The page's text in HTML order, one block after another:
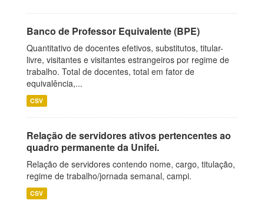
Banco de Professor Equivalente (BPE)
Quantitativo de docentes efetivos, substitutos, titular-
livre, visitantes e visitantes estrangeiros por regime de
trabalho. Total de docentes, total em fator de
equivalência,...
CSV
Relação de servidores ativos pertencentes ao
quadro permanente da Unifei.
Relação de servidores contendo nome, cargo, titulação,
regime de trabalho/jornada semanal, campi.
CSV